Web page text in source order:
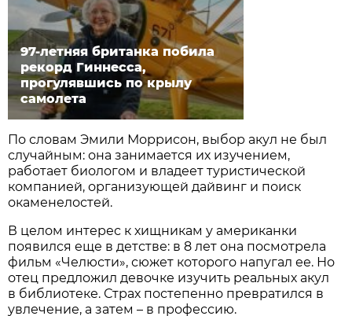
97-летняя британка побила
рекорд Гиннесса,
прогулявшись по крылу
самолета
По словам Эмили Моррисон, выбор акул не был
случайным: она занимается их изучением,
работает биологом и владеет туристической
компанией, организующей дайвинг и поиск
окаменелостей.
В целом интерес к хищникам у американки
появился еще в детстве: в 8 лет она посмотрела
фильм «Челюсти», сюжет которого напугал ее. Но
отец предложил девочке изучить реальных акул
в библиотеке. Страх постепенно превратился в
увлечение, а затем – в профессию.